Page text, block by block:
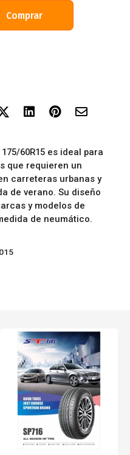
Comprar
60R15 es ideal para
que requieren un
carreteras urbanas y
de verano. Su diseño
y modelos de
de neumático.